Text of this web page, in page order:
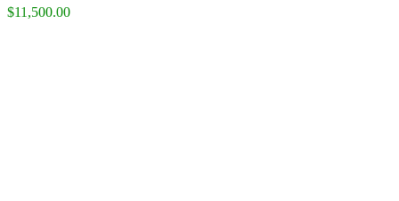
$11,500.00